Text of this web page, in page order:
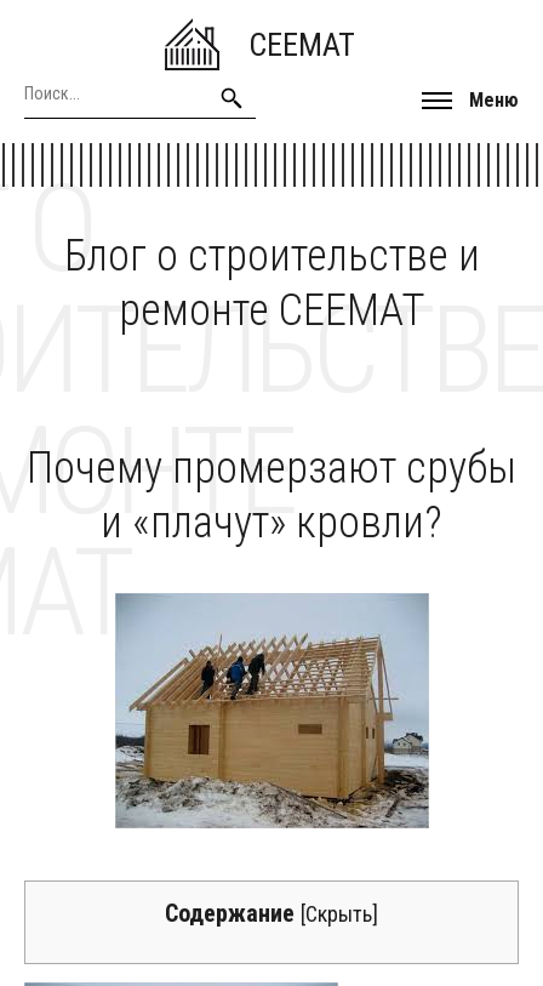
CEEMAT
Меню
Блог о строительстве и
ремонте CEEMAT
О
Почему промерзают срубы
и «плачут» кровли?
Содержание [Скрыть]